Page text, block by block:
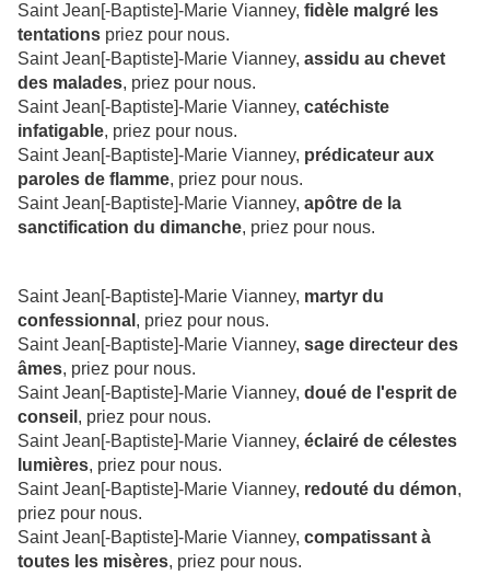
Saint Jean[-Baptiste]-Marie Vianney, fidèle malgré les
tentations priez pour nous.
Saint Jean[-Baptiste]-Marie Vianney, assidu au chevet
des malades, priez pour nous.
Saint Jean[-Baptiste]-Marie Vianney, catéchiste
infatigable, priez pour nous.
Saint Jean[-Baptiste]-Marie Vianney, prédicateur aux
paroles de flamme, priez pour nous.
Saint Jean[-Baptiste]-Marie Vianney, apôtre de la
sanctification du dimanche, priez pour nous.
Saint Jean[-Baptiste]-Marie Vianney, martyr du
confessionnal , priez pour nous.
Saint Jean[-Baptiste]-Marie Vianney, sage directeur des
âmes, priez pour nous.
Saint Jean[-Baptiste]-Marie Vianney, doué de l'esprit de
conseil , priez pour nous.
Saint Jean[-Baptiste]-Marie Vianney, éclairé de célestes
lumières, priez pour nous.
Saint Jean[-Baptiste]-Marie Vianney, redouté du démon,
priez pour nous.
Saint Jean[-Baptiste]-Marie Vianney, compatissant à
toutes les misères, priez pour nous.